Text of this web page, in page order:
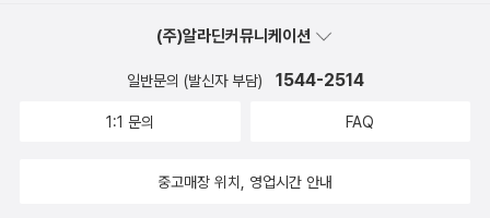
시집으로, 살구꽃 터지는 봄날처럼 지금 우리 앞에 당도했다.
(주)알라딘커뮤니케이션
일반문의 (발신자 부담) 1544-2514
1:1 문의 FAQ
중고매장 위치, 영업시간 안내